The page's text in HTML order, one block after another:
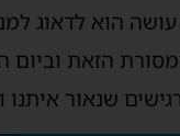
הוא לדאוג
הזאת וביום
שנאור